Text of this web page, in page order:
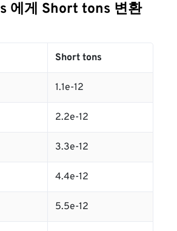
에게 Short tons 변환
Short tons
1.1e-12
2.2e-12
3.3e-12
4.4e-12
5.5e-12